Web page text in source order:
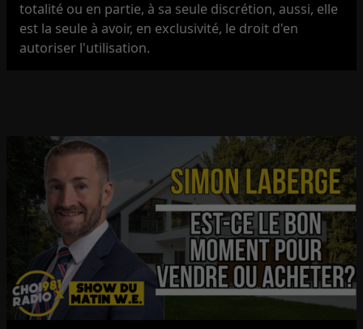
totalité ou en partie, à sa seule discrétion, aussi, elle
est la seule à avoir, en exclusivité, le droit d'en
autoriser l'utilisation.